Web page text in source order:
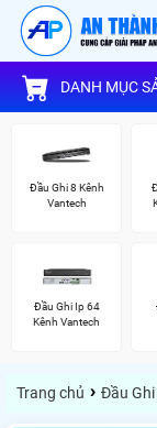
DANH MỤC
Đầu Ghi 8 Kênh
Vantech
Đầu Ghi Ip 64
Kênh Vantech
Trang chủ › Đầu